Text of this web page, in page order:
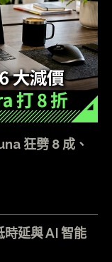
狂劈 8 成、
延與 AI 智能